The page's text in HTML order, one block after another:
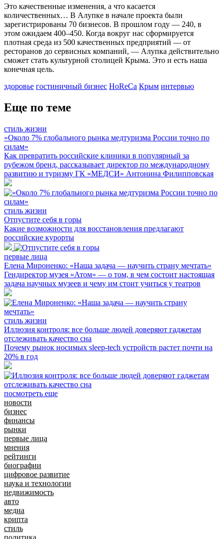
Это качественные изменения, а что касается
количественных… В Алупке в начале проекта были
зарегистрированы 70 бизнесов. В прошлом году — 240, в
этом ожидаем 400–450. Когда вокруг нас сформируется
плотная среда из 500 качественных предприятий — от
ресторанов до сервисных компаний, — Алупка действительно
сможет стать культурной столицей Крыма. Это и есть наша
конечная цель.
здоровье гостиничный бизнес HoReCa Крым интервью
Еще по теме
стиль жизни
«Около 7% глобального рынка медтуризма России точно по
силам»
Как превратить российские клиники в популярный за
рубежом бренд, рассказывает директор по международному
развитию и туризму ГК «МЕДСИ» Антонина Филипповская
стиль жизни
Отпустите себя в горы
Какие возможности для восстановления предлагают
российские курорты
первые лица
Елена Мироненко: «Наша задача — научить страну мечтать»
Гендиректор музея «Атом» — о том, в чем состоит настоящая
задача научных музеев и чему им стоит учиться у театров
стиль жизни
Иллюзия контроля: все больше людей доверяют гаджетам
отслеживать качество сна
Почему рынок носимых sleep-tech устройств растет почти на
20% в год
посмотреть еще
новости
бизнес
финансы
рынки
первые лица
мнения
рейтинги
биографии
цифровое развитие
наука и технологии
недвижимость
авто
медиа
крипта
стиль
политика